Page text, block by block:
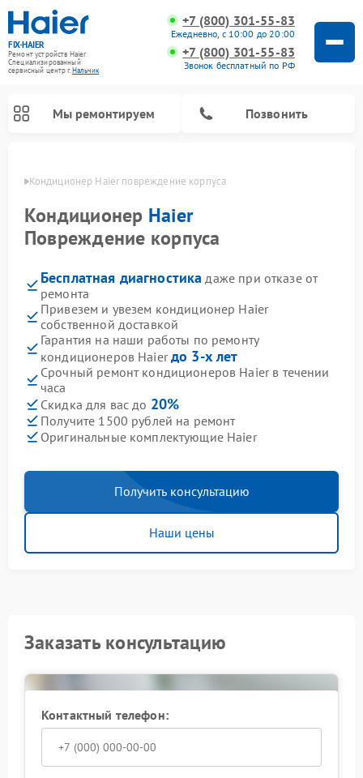
FIX-HAIER
Ремонт устройств Haier
Специализированный
cервисный центр г.Нальчик
+7 (800) 301-55-83
Ежедневно, с 10:00 до 20:00
+7 (800) 301-55-83
Звонок бесплатный по РФ
Мы ремонтируем Позвонить
Кондиционер Haier повреждение корпуса
Кондиционер Haier
Повреждение корпуса
Бесплатная диагностика даже при отказе от
ремонта
Привезем и увезем кондиционер Haier
собственной доставкой
Гарантия на наши работы по ремонту
кондиционеров Haierдо 3-х лет
Срочный ремонт кондиционеров Haier в течении
часа
Скидка для вас до 20%
Получите 1500 рублей на ремонт
Оригинальные комплектующие Haier
Получить консультацию
Наши цены
Заказать консультацию
Контактный телефон: